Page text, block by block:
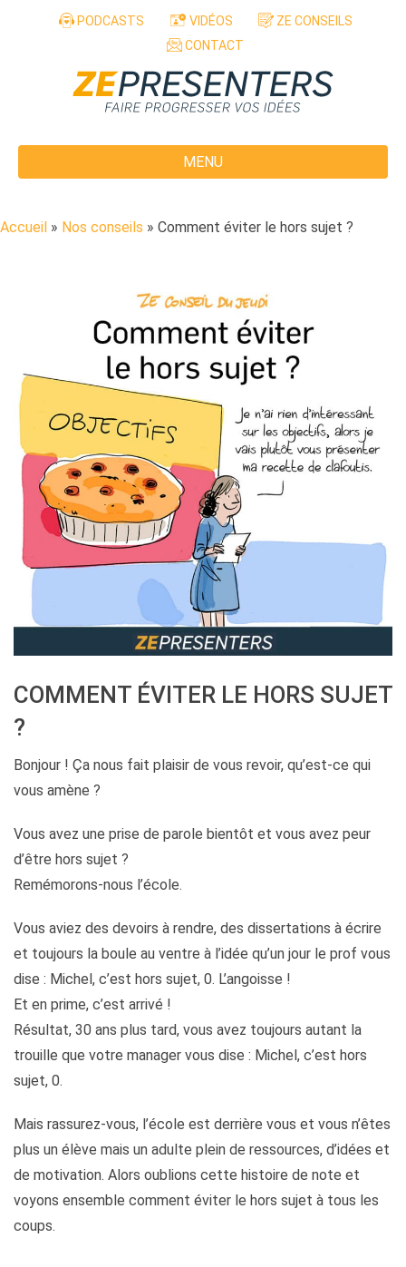
Aller au contenu
PODCASTS VIDÉOS
ZE CONSEILS
CONTACT
MENU
Accueil » Nos conseils » Comment éviter le hors sujet ?
COMMENT ÉVITER LE HORS SUJET
?
Bonjour ! Ça nous fait plaisir de vous revoir, qu’est-ce qui
vous amène ?
Vous avez une prise de parole bientôt et vous avez peur
d’être hors sujet ?
Remémorons-nous l’école.
Vous aviez des devoirs à rendre, des dissertations à écrire
et toujours la boule au ventre à l’idée qu’un jour le prof vous
dise : Michel, c’est hors sujet, 0. L’angoisse !
Et en prime, c’est arrivé !
Résultat, 30 ans plus tard, vous avez toujours autant la
trouille que votre manager vous dise : Michel, c’est hors
sujet, 0.
Mais rassurez-vous, l’école est derrière vous et vous n’êtes
plus un élève mais un adulte plein de ressources, d’idées et
de motivation. Alors oublions cette histoire de note et
voyons ensemble comment éviter le hors sujet à tous les
coups.